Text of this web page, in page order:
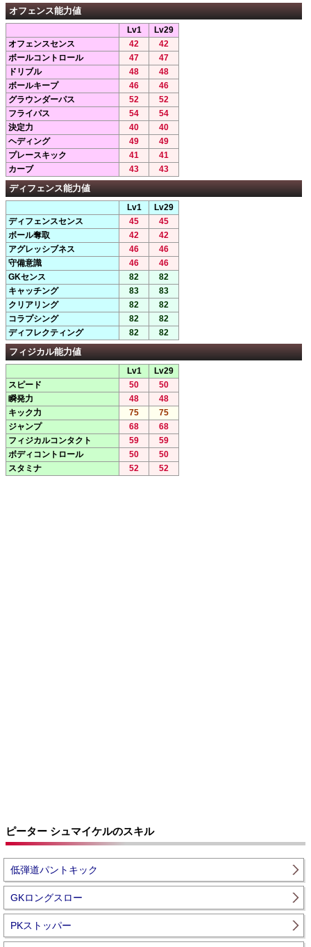
オフェンス能力値
Lv1
Lv29
オフェンスセンス
42
42
ボールコントロール
47
47
ドリブル
48
48
ボールキープ
46
46
グラウンダーパス
52
52
フライパス
54
54
決定力
40
40
ヘディング
49
49
プレースキック
41
41
カーブ
43 43
ディフェンス能力値
Lv1
Lv29
ディフェンスセンス
45
45
ボール奪取
42
42
アグレッシブネス
46
46
守備意識
46
46
GKセンス
82
82
キャッチング
83
83
クリアリング
82
82
コラプシング
82
82
ディフレクティング
82 82
フィジカル能力値
Lv1
Lv29
スピード
50
50
瞬発力
48
48
キック力
75
75
ジャンプ
68
68
フィジカルコンタクト
59
59
ボディコントロール
50
50
スタミナ
52 52
ピーター シュマイケルのスキル
低弾道パントキック
GKロングスロー
PKストッパー